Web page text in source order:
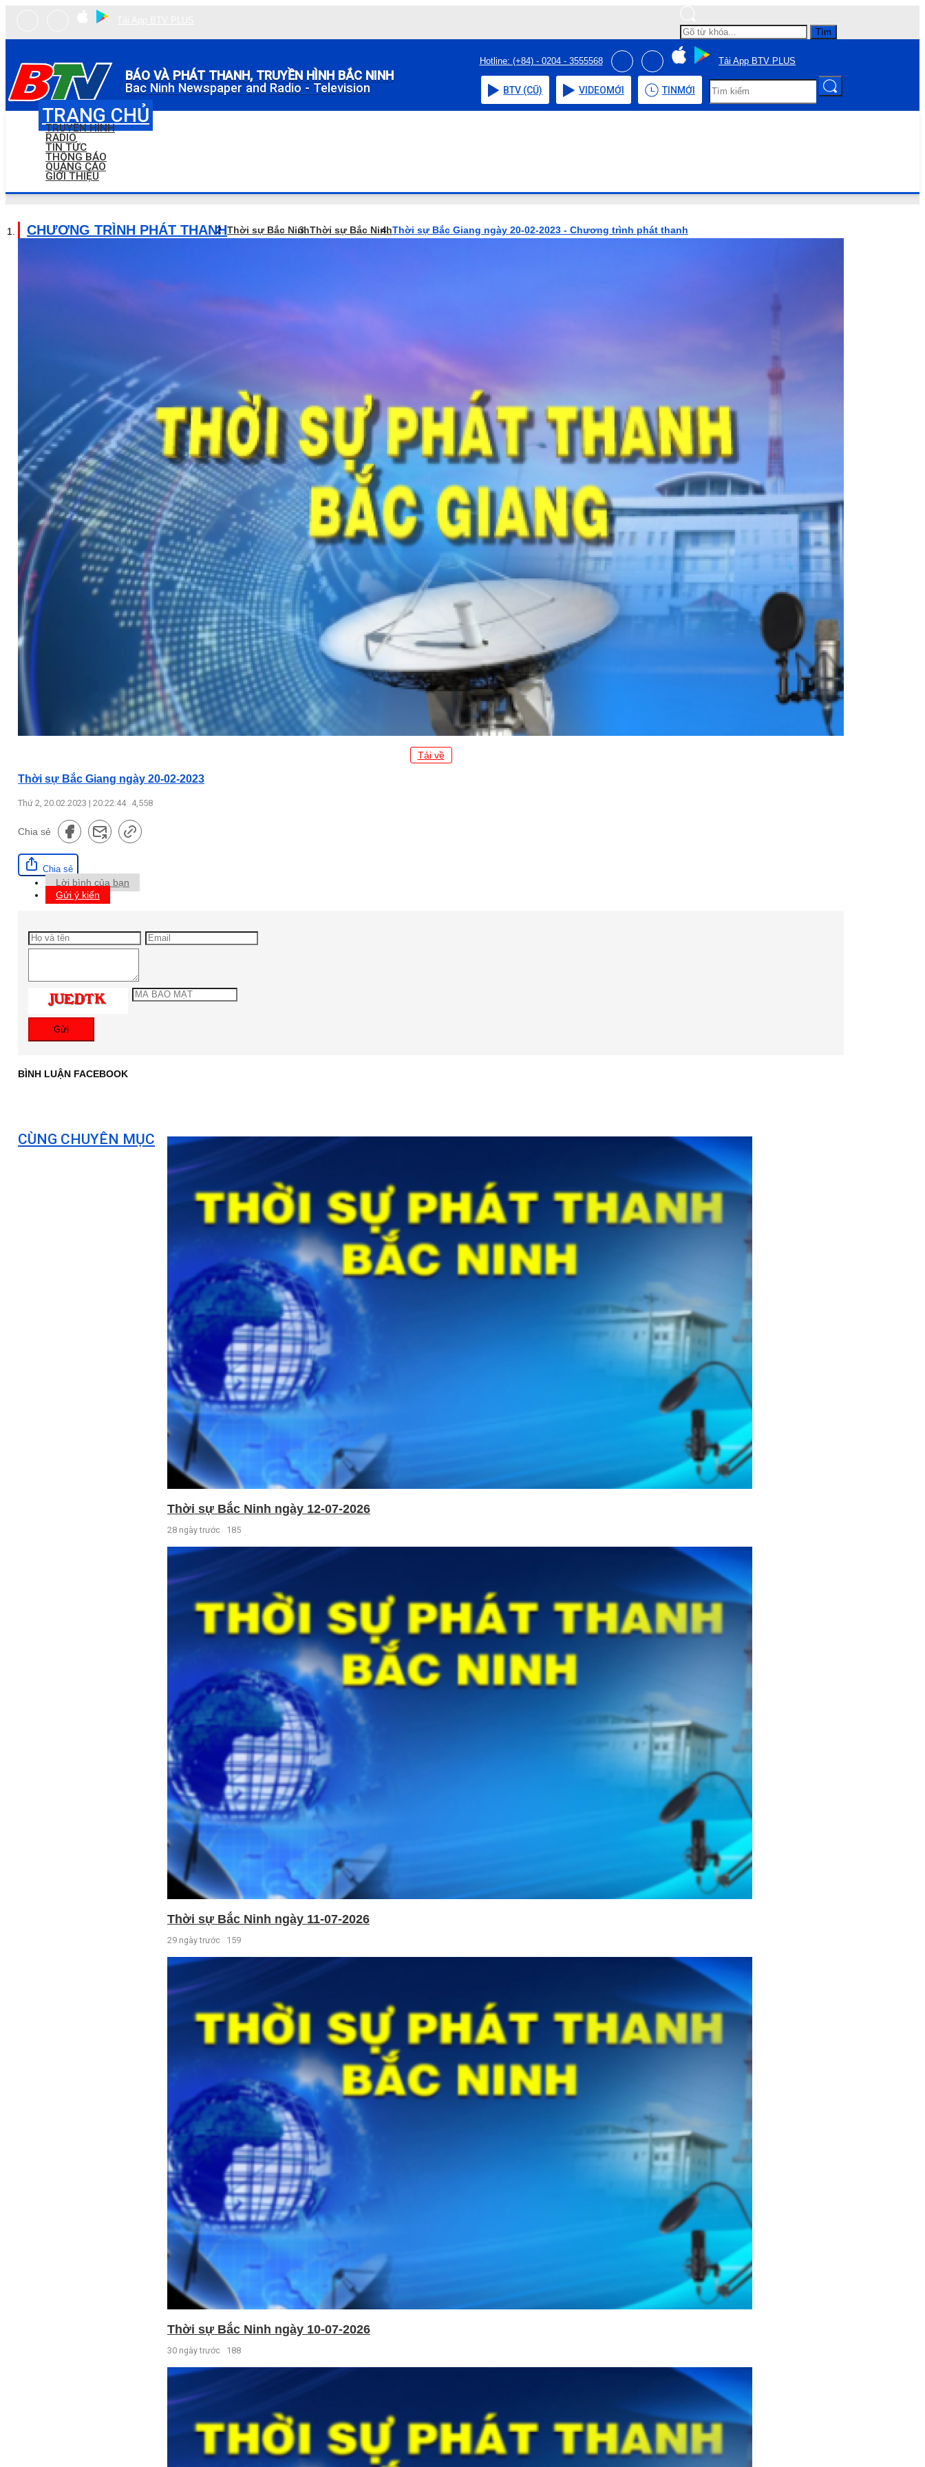
Tìm
BÁO VÀ PHÁT THANH, TRUYỀN HÌNH BẮC NINH
Bac Ninh Newspaper and Radio - Television
Hotline: (+84) - 0204 - 3555568 Tải App BTV PLUS
BTV (CŨ) VIDEOMỚI TIN MỚI
TRANG CHỦ
TRUYỀN HÌNH
RADIO
TIN TỨC
THÔNG BÁO
QUẢNG CÁO
GIỚI THIỆU
CHƯƠNG TRÌNH PHÁT THANHThời sự Bắc NinhThời sự Bắc NinhThời sự Bắc Giang ngày 20-02-2023 - Chương trình phát thanh
Tải về
Thời sự Bắc Giang ngày 20-02-2023
Thứ 2, 20.02.2023 | 20:22:44 4,558
Chia sẻ
Chia sẻ
Lời bình của bạn
Gửi ý kiến
Gửi
BÌNH LUẬN FACEBOOK
CÙNG CHUYÊN MỤC
Thời sự Bắc Ninh ngày 12-07-2026
28 ngày trước 185
Thời sự Bắc Ninh ngày 11-07-2026
29 ngày trước 159
Thời sự Bắc Ninh ngày 10-07-2026
30 ngày trước 188